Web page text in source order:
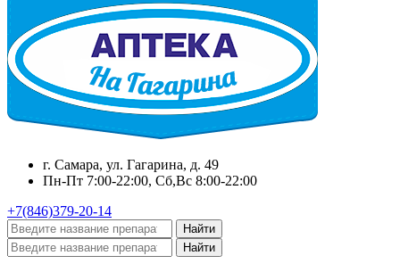
г. Самара, ул. Гагарина, д. 49
Пн-Пт 7:00-22:00, Сб,Вс 8:00-22:00
+7(846)379-20-14
Найти
Найти